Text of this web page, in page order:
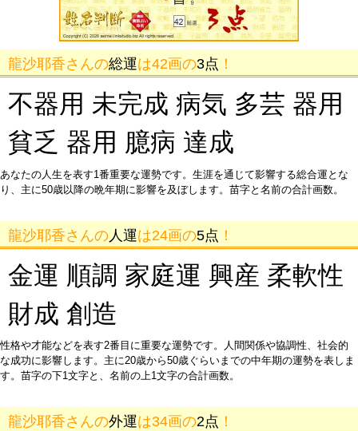
龍沙耶香さんの総運は42画の3点 ！
不器用 未完成 病気 多芸 器用
貧乏 器用 臆病 達成
あなたの人生を表す1番重要な運勢です。生涯を通じて影響する総合運とな
り、主に50歳以降の晩年期に影響を及ぼします。苗字と名前の合計画数。
龍沙耶香さんの 人運は24画の5点 ！
金運 順調 家庭運 興産 柔軟性
財成 創造
性格や才能などを表す2番目に重要な運勢です。人間関係や協調性、社会的
な成功に影響します。主に20歳から50歳ぐらいまでの中年期の運勢を表しま
す。苗字の下1文字と、名前の上1文字の合計画数。
龍沙耶香さんの外運は34画の2点 ！